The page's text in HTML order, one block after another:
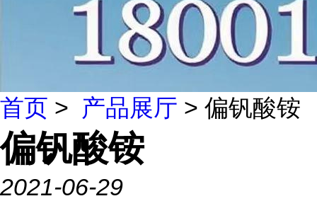
首页 > 产品展厅 > 偏钒酸铵
偏钒酸铵
2021-06-29